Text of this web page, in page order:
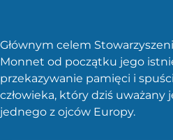
Głównym celem
Monnet od początku jego
przekazywanie pamięci i
człowieka, który dziś uważany
jednego z ojców Europy.